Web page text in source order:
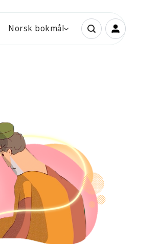
Norsk bokmål